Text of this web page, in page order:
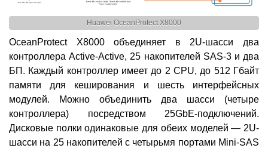
Huawei OceanProtect X8000
OceanProtect X8000 объединяет в 2U-шасси два
контроллера Active-Active, 25 накопителей SAS-3 и два
БП. Каждый контроллер имеет до 2 CPU, до 512 Гбайт
памяти для кеширования и шесть интерфейсных
модулей. Можно объединить два шасси (четыре
контроллера) посредством 25GbE-подключений.
Дисковые полки одинаковые для обеих моделей — 2U-
шасси на 25 накопителей с четырьмя портами Mini-SAS